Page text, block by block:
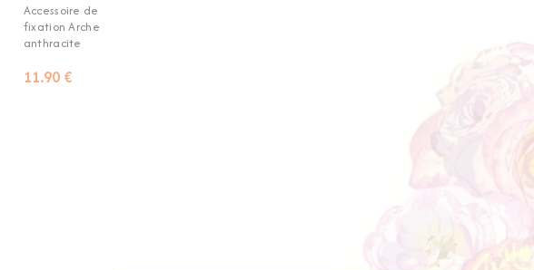
Accessoire de
fixation Arche
anthracite
11.90 €